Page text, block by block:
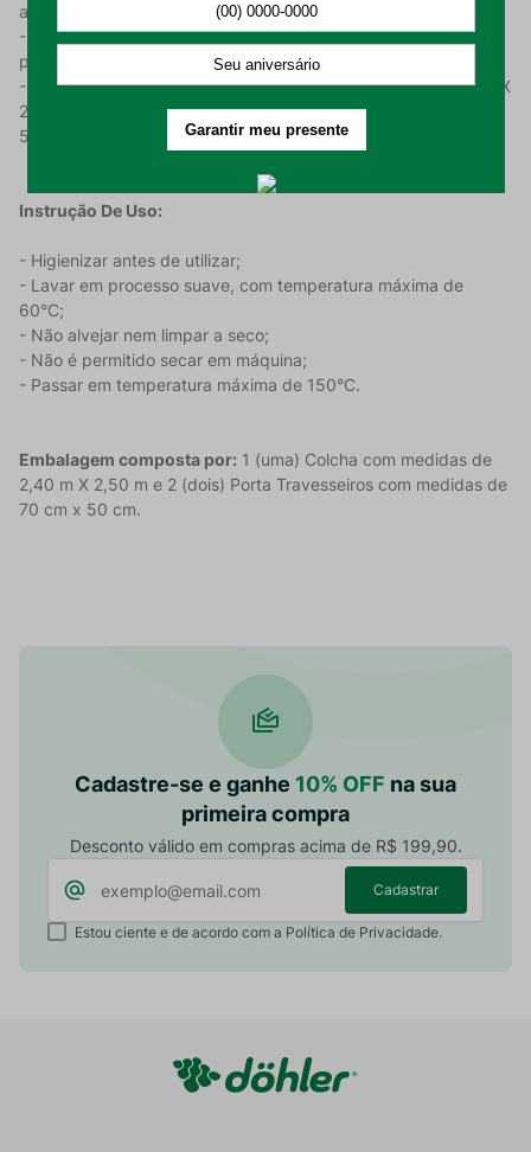
alteradas após a lavagem;
- Imagens ilustrativas de um tamanho padrão casal, porém o
produto se ao tamanho solteiro com 2 peças;
- O Kit Colcha possui 1 (uma) Colcha com medidas de 2,40 m X
2,50 m e 2 (dois) Porta Travesseiros com medidas de 70 cm x
50 cm.
Instrução De Uso:
- Higienizar antes de utilizar;
- Lavar em processo suave, com temperatura máxima de
60°C;
- Não alvejar nem limpar a seco;
- Não é permitido secar em máquina;
- Passar em temperatura máxima de 150°C.
Embalagem composta por: 1 (uma) Colcha com medidas de
2,40 m X 2,50 m e 2 (dois) Porta Travesseiros com medidas de
70 cm x 50 cm.
Cadastre-se e ganhe 10% OFF na sua
primeira compra
Desconto válido em compras acima de R$ 199,90.
Cadastrar
Estou ciente e de acordo com a Política de Privacidade.